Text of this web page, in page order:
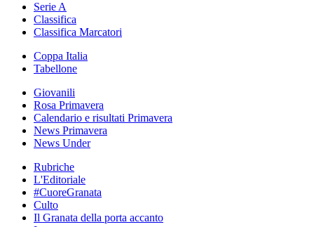
Serie A
Classifica
Classifica Marcatori
Coppa Italia
Tabellone
Giovanili
Rosa Primavera
Calendario e risultati Primavera
News Primavera
News Under
Rubriche
L'Editoriale
#CuoreGranata
Culto
Il Granata della porta accanto